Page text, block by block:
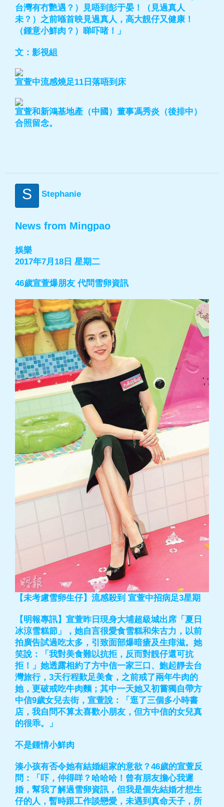
台灣有冇艷遇？）見唔到彭于晏！（見過真人
未？）之前喺首映見過真人，高大靚仔又健康！
（鍾意小鮮肉？）睇吓啫！」
文：影視組
宣萱中流感燒足11日落唔到床
宣萱和新鴻基地產（中國）董事馮秀炎（後排中）
合照留念。
S Stephanie
News from Mingpao
娛樂
2017年7月18日 星期二
46歲宣萱爆朋友 代問雪卵資訊
【未考慮雪卵生仔】流感殺到 宣萱中招病足3星期
【明報專訊】宣萱昨日現身大埔超級城出席「夏日
冰涼雪糕節」，她自言很愛食雪糕和朱古力，以前
拍廣告試過吃太多，引致面部爆暗瘡及生痱滋。她
笑說：「我對美食難以抗拒，反而對靚仔還可抗
拒！」她透露相約了方中信一家三口、鮑起靜去台
灣旅行，3天行程歎足美食，之前戒了兩年牛肉的
她，更破戒吃牛肉麵；其中一天她又初嘗獨自帶方
中信9歲女兒去街，宣萱說：「逛了三個多小時書
店，我自問不算太喜歡小朋友，但方中信的女兒真
的很乖。」
不是鍾情小鮮肉
湊小孩有否令她有結婚組家的意欲？46歲的宣萱反
問：「吓，仲得咩？哈哈哈！曾有朋友擔心我遲
婚，幫我了解過雪卵資訊，但我是個先結婚才想生
仔的人，暫時跟工作談戀愛，未遇到真命天子，所